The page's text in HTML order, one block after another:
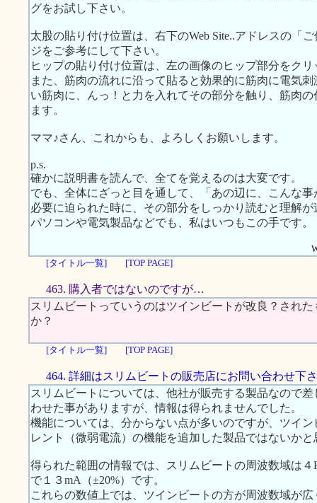
グをお試し下さい。
太股の貼り付け位置は、右下のWeb Site..アドレスの「
ジをご参考にして下さい。
ヒップの貼り付け位置は、左の画像のヒップ部分をク
また、筋肉の流れに沿って貼ると効果的に筋肉に電気
い筋肉に、んっ！と力を入れてその部分を触り、筋肉
ます。
ママ♪さん、これからも、よろしくお願いします。
p.s.
確かに説明書を読んで、全てを覚えるのは大変です。
でも、全体にざっと目を通して、「あの辺に、こんな
必要に迫られた時に、その部分をしっかり読むと理解が
パソコンや電気製品などでも、私はいつもこの手です。
[タイトル一覧]
[TOP PAGE]
463. 購入者ではないのですが…
スリムビートっていうのはツインビートが改良？され
か？
[タイトル一覧] [TOP PAGE]
464. 詳細はスリムビートの販売店にお問い合わせ下
スリムビートについては、他社が販売する製品なので
わせた事がありますが、情報は得られませんでした。
機能については、分からない点が多いのですが、ツイ
レント（微弱電流）の機能を追加した製品ではないかと
得られた範囲の情報では、スリムビートの周波数域は
で１３mA（±20%）です。
これらの数値上では、ツインビートの方が周波数域が